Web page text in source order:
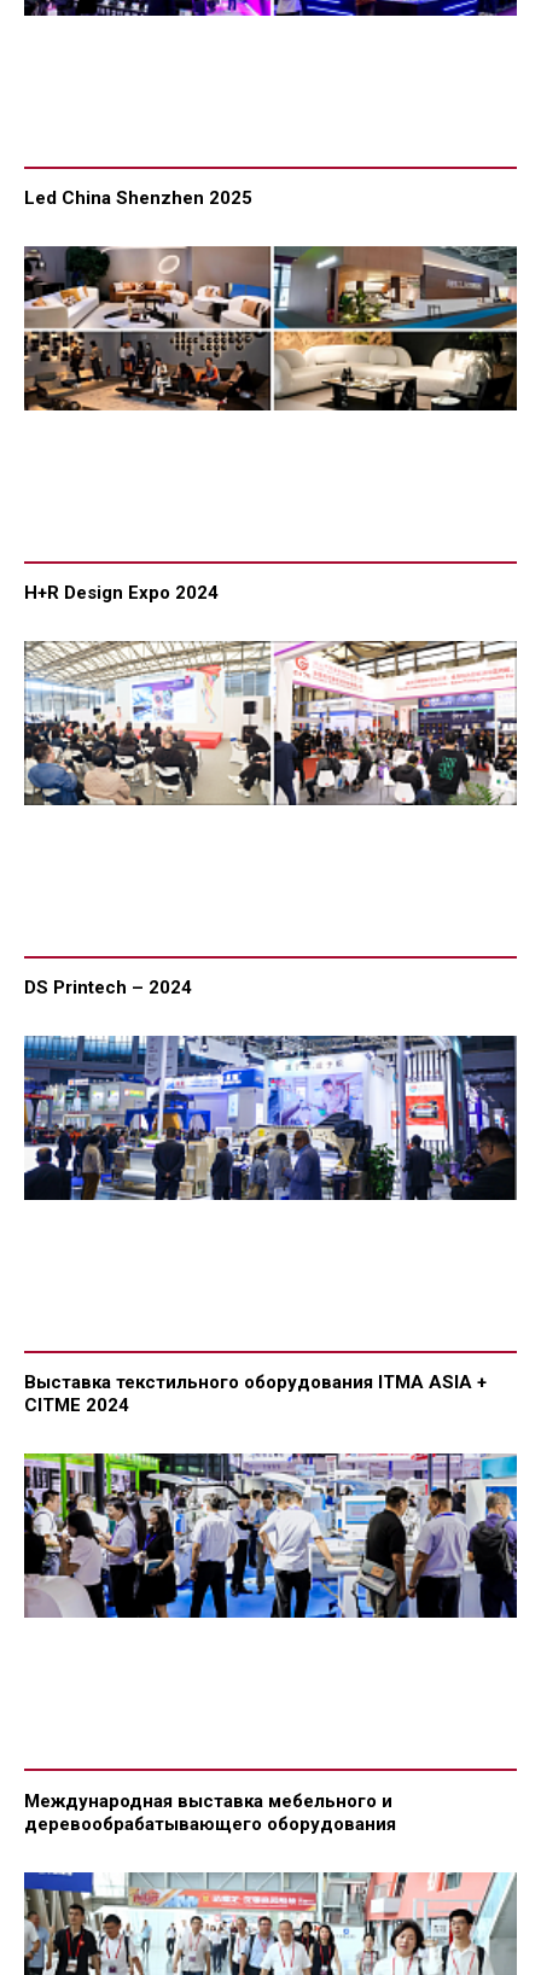
Led China Shenzhen 2025
H+R Design Expo 2024
DS Printech – 2024
Выставка текстильного оборудования ITMA ASIA +
CITME 2024
Международная выставка мебельного и
деревообрабатывающего оборудования